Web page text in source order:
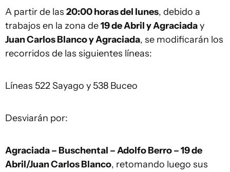
A partir de las 20:00 horas del lunes, debido a
trabajos en la zona de19 de Abril y Agraciaday
Juan Carlos Blanco y Agraciada, se modificarán los
recorridos de las siguientes líneas:
Líneas 522 Sayago y 538 Buceo
Desviarán por:
Agraciada – Buschental – Adolfo Berro – 19 de
Abril/Juan Carlos Blanco, retomando luego sus